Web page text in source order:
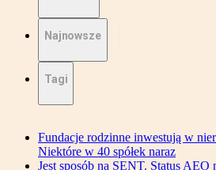
Najnowsze
Tagi
Fundacje rodzinne inwestują w
Niektóre w 40 spółek naraz
Jest sposób na SENT. Status